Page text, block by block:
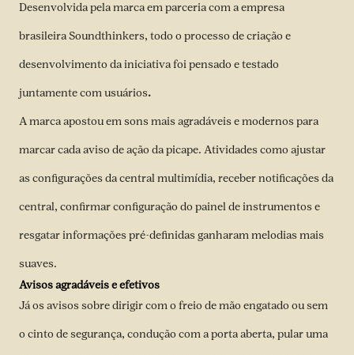
Desenvolvida pela marca em parceria com a empresa
brasileiraSoundthinkers, todo o processo de criação e
desenvolvimento da iniciativa foi pensado e testado
juntamente com usuários.
A marca apostou em sons mais agradáveis e modernos para
marcar cada aviso de ação da picape. Atividades como ajustar
as configurações da central multimídia, receber notificações da
central, confirmar configuração do painel de instrumentos e
resgatar informações pré-definidas ganharam melodias mais
suaves.
Avisos agradáveis e efetivos
Já os avisos sobre dirigir com o freio de mão engatado ou sem
o cinto de segurança, condução com a porta aberta, pular uma